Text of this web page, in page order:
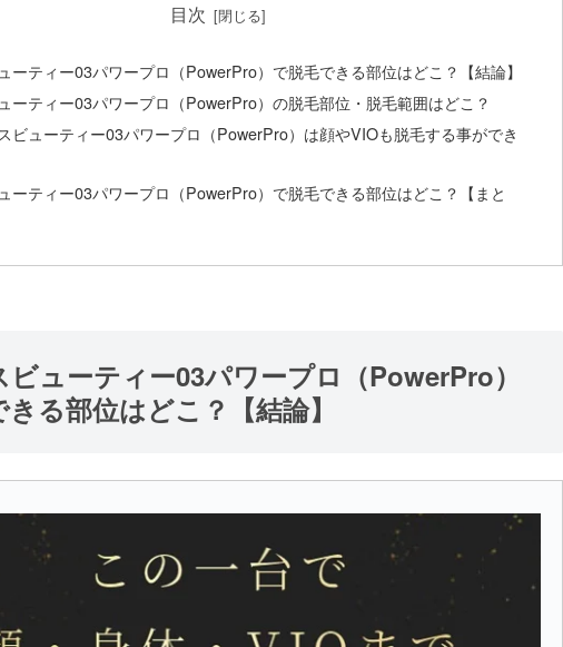
目次
ーティー03パワープロ（PowerPro）で脱毛できる部位はどこ？【結論】
ーティー03パワープロ（PowerPro）の脱毛部位・脱毛範囲はどこ？
ビューティー03パワープロ（PowerPro）は顔やVIOも脱毛する事ができ
ーティー03パワープロ（PowerPro）で脱毛できる部位はどこ？【まと
ビューティー03パワープロ（PowerPro）
る部位はどこ？【結論】